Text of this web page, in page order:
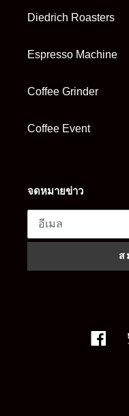
Diedrich Roasters
Espresso Machine
Coffee Grinder
Coffee Event
จดหมายข่าว
ส